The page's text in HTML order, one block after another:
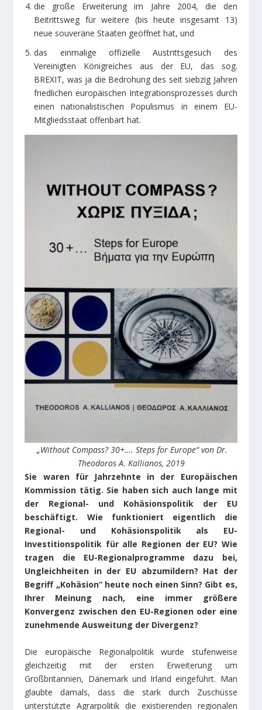
die große Erweiterung im Jahre 2004, die den
Beitrittsweg für weitere (bis heute insgesamt 13)
neue souveräne Staaten geöffnet hat, und
das einmalige offizielle Austrittsgesuch des
Vereinigten Königreiches aus der EU, das sog.
BREXIT, was ja die Bedrohung des seit siebzig Jahren
friedlichen europäischen Integrationsprozesses durch
einen nationalistischen Populismus in einem EU-
Mitgliedsstaat offenbart hat.
„Without Compass? 30+…. Steps for Europe“ von Dr.
Theodoros A. Kallianos, 2019
Sie waren für Jahrzehnte in der Europäischen
Kommission tätig. Sie haben sich auch lange mit
der Regional- und Kohäsionspolitik der EU
beschäftigt. Wie funktioniert eigentlich die
Regional- und Kohäsionspolitik als EU-
Investitionspolitik für alle Regionen der EU? Wie
tragen die EU-Regionalprogramme dazu bei,
Ungleichheiten in der EU abzumildern? Hat der
Begriff „Kohäsion“ heute noch einen Sinn? Gibt es,
Ihrer Meinung nach, eine immer größere
Konvergenz zwischen den EU-Regionen oder eine
zunehmende Ausweitung der Divergenz?
Die europäische Regionalpolitik wurde stufenweise
gleichzeitig mit der ersten Erweiterung um
Großbritannien, Dänemark und Irland eingeführt. Man
glaubte damals, dass die stark durch Zuschüsse
unterstützte Agrarpolitik die existierenden regionalen